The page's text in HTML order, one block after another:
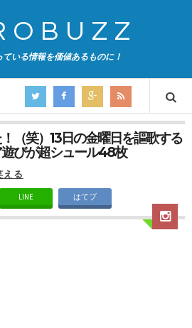
いる情報を価値あるものに！
（笑）13日の金曜日を謳歌する
びが超シュール48枚
える
LINE はてブ